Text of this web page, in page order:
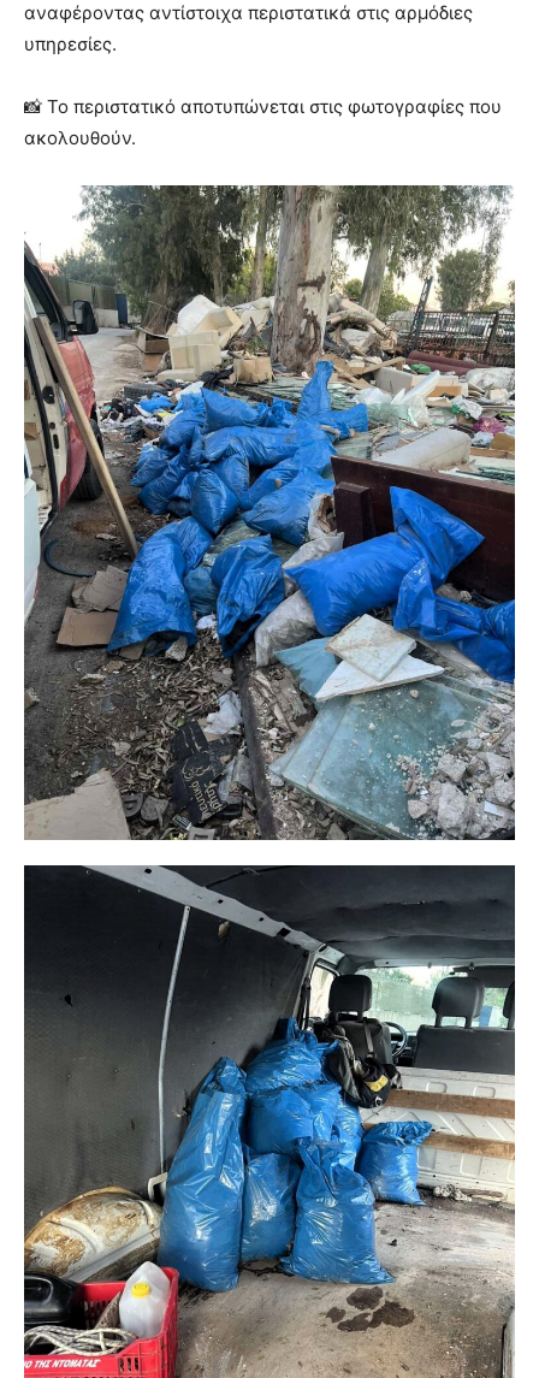
αναφέροντας αντίστοιχα περιστατικά στις αρμόδιες
υπηρεσίες.
📸 Το περιστατικό αποτυπώνεται στις φωτογραφίες που
ακολουθούν.